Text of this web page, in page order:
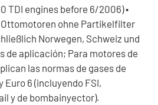
TDI engines before 6/2006) •
ohne Partikelfilter
Norwegen, Schweiz und
de aplicación; Para motores de
las normas de gases de
Euro 6 (incluyendo FSI,
y de bombainyector).